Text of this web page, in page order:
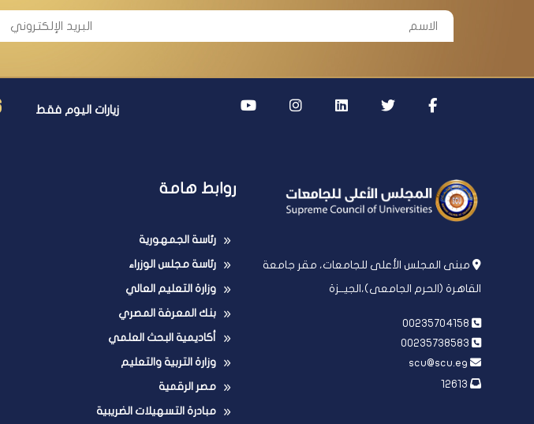
زيارات اليوم فقط
مبنى المجلس الأعلى للجامعات، مقر جامعة
القاهرة (الحرم الجامعى)،الجيــزة
روابط هامة
رئاسة الجمهورية
رئاسة مجلس الوزراء
وزارة التعليم العالي
بنك المعرفة المصري
أكاديمية البحث العلمي
وزارة التربية والتعليم
مصر الرقمية
مبادرة التسهيلات الضريبية